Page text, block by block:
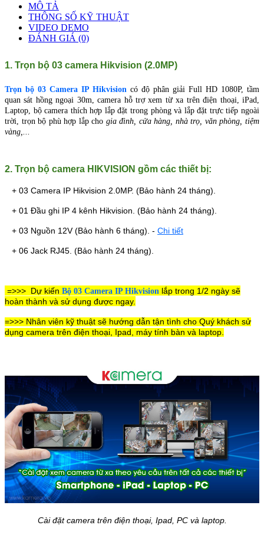
MÔ TẢ
THÔNG SỐ KỸ THUẬT
VIDEO DEMO
ĐÁNH GIÁ (0)
1. Trọn bộ 03 camera Hikvision (2.0MP)
Trọn bộ 03 Camera IP Hikvision có độ phân giải Full HD 1080P, tầm
quan sát hồng ngoại 30m, camera hỗ trợ xem từ xa trên điện thoại, iPad,
Laptop, bộ camera thích hợp lắp đặt trong phòng và lắp đặt trực tiếp ngoài
trời, trọn bộ phù hợp lắp cho gia đình, cửa hàng, nhà trọ, văn phòng, tiệm
vàng,...
2. Trọn bộ camera HIKVISION gồm các thiết bị:
+ 03 Camera IP Hikvision 2.0MP. (Bảo hành 24 tháng).
+ 01 Đầu ghi IP 4 kênh Hikvision. (Bảo hành 24 tháng).
+ 03 Nguồn 12V(Bảo hành 6 tháng). - Chi tiết
+ 06 Jack RJ45. (Bảo hành 24 tháng).
=>>> Dự kiến Bộ 03 Camera IP Hikvision lắp trong 1/2 ngày sẽ
hoàn thành và sử dụng được ngay.
=>>> Nhân viên kỹ thuật sẽ hướng dẫn tận tình cho Quý khách sử
dụng camera trên điện thoại, Ipad, máy tính bàn và laptop.
Cài đặt camera trên điện thoại, Ipad, PC và laptop.